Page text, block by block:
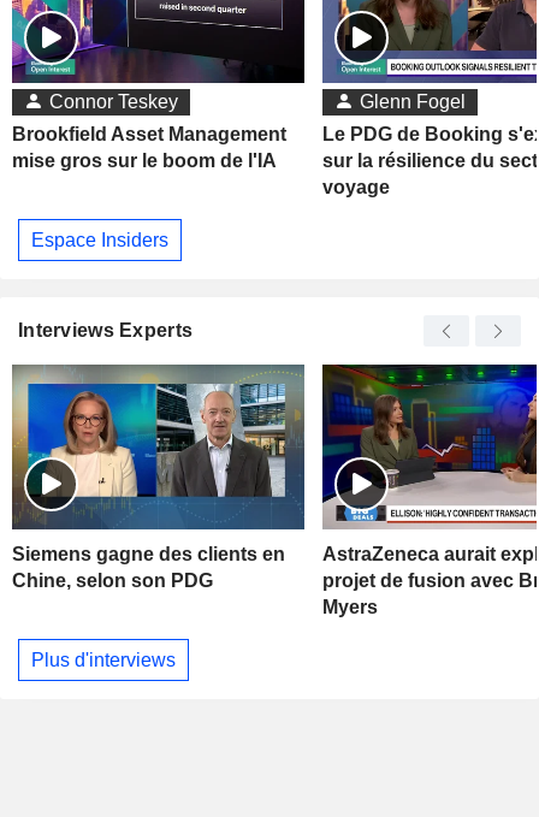
Connor Teskey
Brookfield Asset Management
mise gros sur le boom de l'IA
Glenn Fogel
Le PDG de Booking
sur la résilience du
voyage
Espace Insiders
Interviews Experts
Siemens gagne des clients en
Chine, selon son PDG
AstraZeneca aurait
projet de fusion avec
Myers
Plus d'interviews